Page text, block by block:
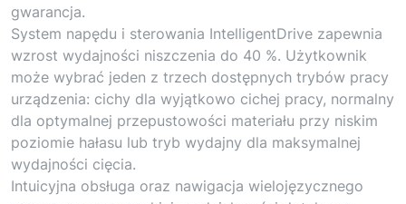
gwarancja.
System napędu i sterowania IntelligentDrive zapewnia
wzrost wydajności niszczenia do 40 %. Użytkownik
może wybrać jeden z trzech dostępnych trybów pracy
urządzenia: cichy dla wyjątkowo cichej pracy, normalny
dla optymalnej przepustowości materiału przy niskim
poziomie hałasu lub tryb wydajny dla maksymalnej
wydajności cięcia.
Intuicyjna obsługa oraz nawigacja wielojęzycznego